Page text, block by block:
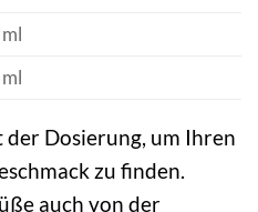
Dosierung, um Ihren
zu finden.
auch von der